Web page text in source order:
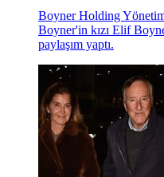
Boyner Holding
Boyner'in kızı Elif
paylaşım yaptı.